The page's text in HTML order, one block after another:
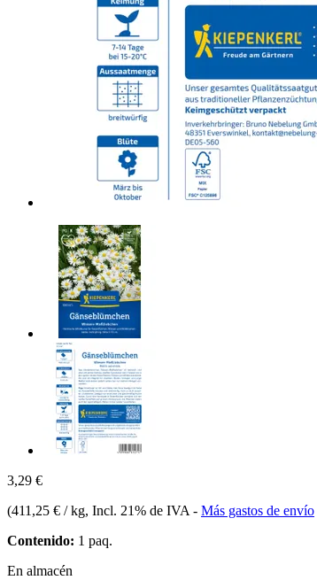
3,29 €
(411,25 € / kg, Incl. 21% de IVA - Más gastos de envío
Contenido: 1 paq.
En almacén